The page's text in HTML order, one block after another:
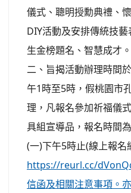
儀式、聰明授勳典禮、
DIY活動及安排傳統技
生金榜題名、智慧成才。
二、旨揭活動辦理時間
午1時至5時，假桃園市
理，凡報名參加祈福儀
具組宣導品，報名時間
(一)下午5時止(線上報名
https://reurl.cc/
信函及相關注意事項。